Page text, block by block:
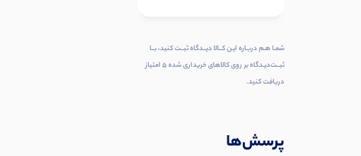
شمـا هـم دربـاره ایـن کــالا دیــدگاه ثبــت کنید، بــا
ثبــت‌دیـدگاه بر روی کالاهای خریداری شده ۵ امتیاز
دریافت کنید.
پرسش‌ها